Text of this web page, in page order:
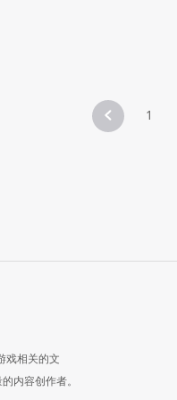
1
戏相关的文
内容创作者。